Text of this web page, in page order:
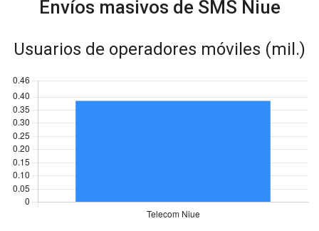
Envíos masivos de SMS Niue
Usuarios de operadores móviles (mil.)